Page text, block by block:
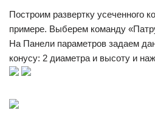
Построим развертку усеченного
примере. Выберем команду
На Панели параметров задаем
конусу: 2 диаметра и высоту и